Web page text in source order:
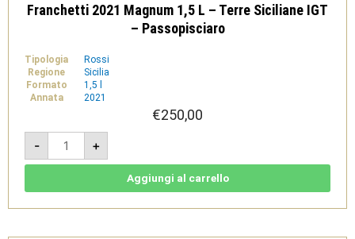
Franchetti 2021 Magnum 1,5 L – Terre Siciliane IGT
– Passopisciaro
Tipologia
Rossi
Regione
Sicilia
Formato
1,5 l
Annata
2021
€250,00
-
Franchetti
2021
Magnum
1,5
Siciliane
+
Aggiungi al carrello